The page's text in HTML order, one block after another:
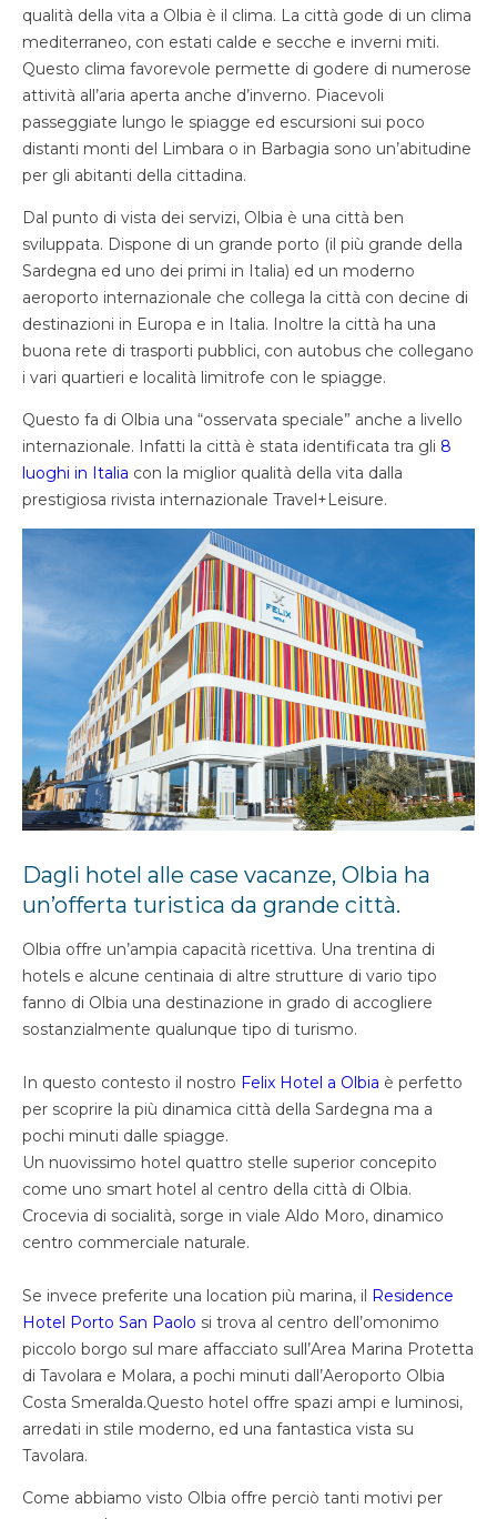
qualità della vita a Olbia è il clima. La città gode di un clima
mediterraneo, con estati calde e secche e inverni miti.
Questo clima favorevole permette di godere di numerose
attività all’aria aperta anche d’inverno. Piacevoli
passeggiate lungo le spiagge ed escursioni sui poco
distanti monti del Limbara o in Barbagia sono un’abitudine
per gli abitanti della cittadina.
Dal punto di vista dei servizi, Olbia è una città ben
sviluppata. Dispone di un grande porto (il più grande della
Sardegna ed uno dei primi in Italia) ed un moderno
aeroporto internazionale che collega la città con decine di
destinazioni in Europa e in Italia. Inoltre la città ha una
buona rete di trasporti pubblici, con autobus che collegano
i vari quartieri e località limitrofe con le spiagge.
Questo fa di Olbia una “osservata speciale” anche a livello
internazionale. Infatti la città è stata identificata tra gli 8
luoghi in Italia con la miglior qualità della vita dalla
prestigiosa rivista internazionale Travel+Leisure.
Dagli hotel alle case vacanze, Olbia ha
un’offerta turistica da grande città.
Olbia offre un’ampia capacità ricettiva. Una trentina di
hotels e alcune centinaia di altre strutture di vario tipo
fanno di Olbia una destinazione in grado di accogliere
sostanzialmente qualunque tipo di turismo.
In questo contesto il nostro Felix Hotel a Olbia è perfetto
per scoprire la più dinamica città della Sardegna ma a
pochi minuti dalle spiagge.
Un nuovissimo hotel quattro stelle superior concepito
come uno smart hotel al centro della città di Olbia.
Crocevia di socialità, sorge in viale Aldo Moro, dinamico
centro commerciale naturale.
Se invece preferite una location più marina, il Residence
Hotel Porto San Paolo si trova al centro dell’omonimo
piccolo borgo sul mare affacciato sull’Area Marina Protetta
di Tavolara e Molara, a pochi minuti dall’Aeroporto Olbia
Costa Smeralda.Questo hotel offre spazi ampi e luminosi,
arredati in stile moderno, ed una fantastica vista su
Tavolara.
Come abbiamo visto Olbia offre perciò tanti motivi per